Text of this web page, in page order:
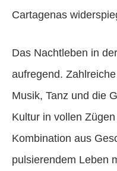
Cartagenas
Das Nachtleben in
aufregend.
Musik, Tanz und die
Kultur in vollen
Kombination aus
pulsierendem Leben